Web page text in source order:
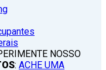
NOSSO
: ACHE UMA